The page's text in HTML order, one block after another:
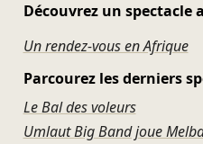
Découvrez un spectacle
Un rendez-vous en Afrique
Parcourez les derniers
Le Bal des voleurs
Umlaut Big Band joue